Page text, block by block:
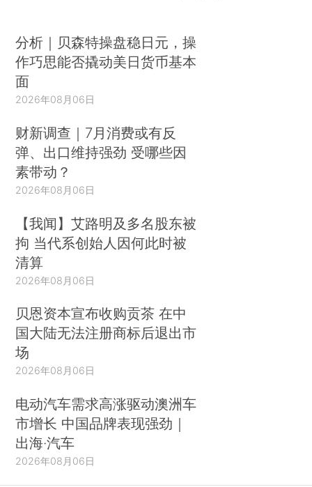
分析｜贝森特操盘稳日元，操
作巧思能否撬动美日货币基本
面
2026年08月06日
财新调查｜7月消费或有反
弹、出口维持强劲 受哪些因
素带动？
2026年08月06日
【我闻】艾路明及多名股东被
拘 当代系创始人因何此时被
清算
2026年08月06日
贝恩资本宣布收购贡茶 在中
国大陆无法注册商标后退出市
场
2026年08月06日
电动汽车需求高涨驱动澳洲车
市增长 中国品牌表现强劲｜
出海·汽车
2026年08月06日